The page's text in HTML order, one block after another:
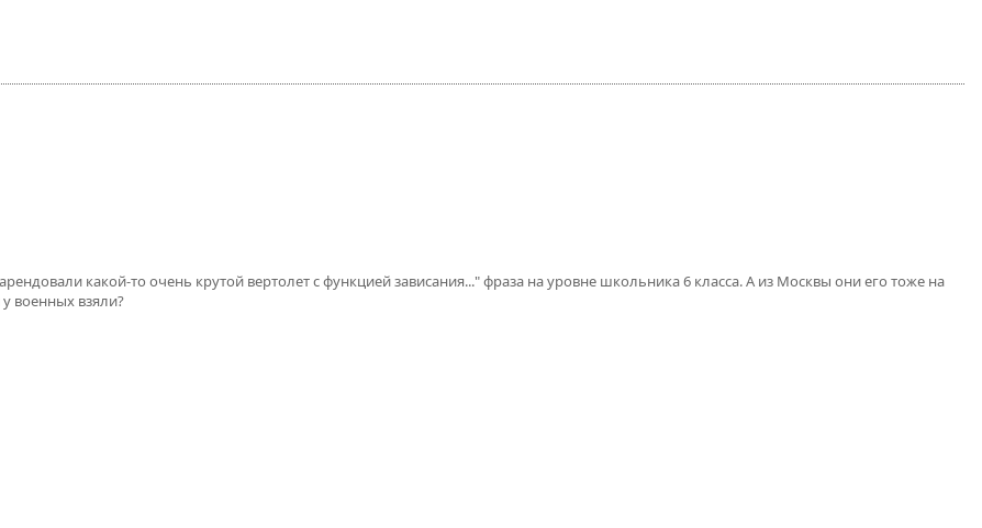
какой-то очень крутой вертолет с функцией зависания..." фраза на уровне школьника 6 класса. А из Москвы они его тоже на
военных взяли?